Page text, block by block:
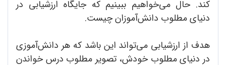
کند. حال می‌خواهیم ببینیم که جایگاه ارزشیابی در
دنیای مطلوب دانش‌آموزان چیست.
هدف از ارزشیابی می‌تواند این باشد که هر دانش‌آ‌موزی
در دنیای مطلوب خودش، تصویر مطلوب درس خواندن